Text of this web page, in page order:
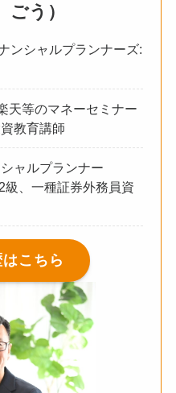
う）
ンシャルプランナーズ:
天等のマネーセミナー
教育講師
ャルプランナー
級、一種証券外務員資
こちら